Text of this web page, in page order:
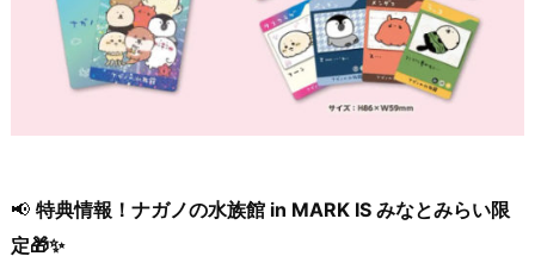
📢 特典情報！ナガノの水族館 in MARK IS みなとみらい限
定🎁✨